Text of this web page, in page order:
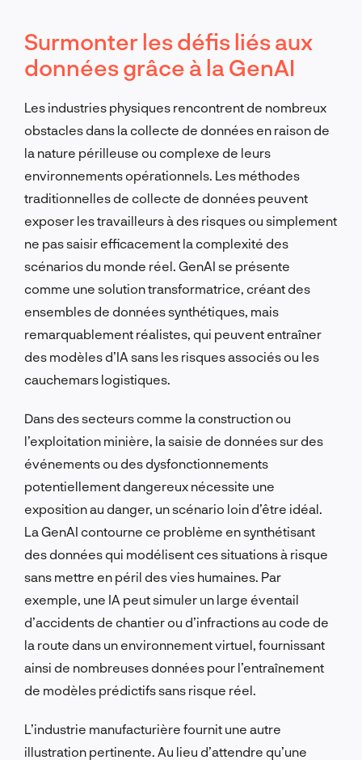
Surmonter les défis liés aux
données grâce à la GenAI
Les industries physiques rencontrent de nombreux
obstacles dans la collecte de données en raison de
la nature périlleuse ou complexe de leurs
environnements opérationnels. Les méthodes
traditionnelles de collecte de données peuvent
exposer les travailleurs à des risques ou simplement
ne pas saisir efficacement la complexité des
scénarios du monde réel. GenAI se présente
comme une solution transformatrice, créant des
ensembles de données synthétiques, mais
remarquablement réalistes, qui peuvent entraîner
des modèles d’IA sans les risques associés ou les
cauchemars logistiques.
Dans des secteurs comme la construction ou
l’exploitation minière, la saisie de données sur des
événements ou des dysfonctionnements
potentiellement dangereux nécessite une
exposition au danger, un scénario loin d’être idéal.
La GenAI contourne ce problème en synthétisant
des données qui modélisent ces situations à risque
sans mettre en péril des vies humaines. Par
exemple, une IA peut simuler un large éventail
d’accidents de chantier ou d’infractions au code de
la route dans un environnement virtuel, fournissant
ainsi de nombreuses données pour l’entraînement
de modèles prédictifs sans risque réel.
L’industrie manufacturière fournit une autre
illustration pertinente. Au lieu d’attendre qu’une